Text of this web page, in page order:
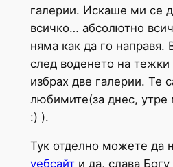
галерии. Искаше ми се
всичко… абсолютно
няма как да го направя.
след воденето на тежки
избрах две галерии. Те
любимите(за днес, утре
:) ).
Тук отделно можете да
уебсайти да, слава